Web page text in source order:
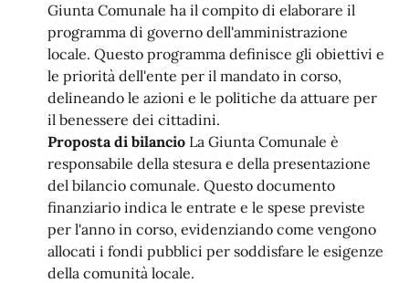
Giunta Comunale ha il compito di elaborare il
programma di governo dell'amministrazione
locale. Questo programma definisce gli obiettivi e
le priorità dell'ente per il mandato in corso,
delineando le azioni e le politiche da attuare per
il benessere dei cittadini.
Proposta di bilancio La Giunta Comunale è
responsabile della stesura e della presentazione
del bilancio comunale. Questo documento
finanziario indica le entrate e le spese previste
per l'anno in corso, evidenziando come vengono
allocati i fondi pubblici per soddisfare le esigenze
della comunità locale.